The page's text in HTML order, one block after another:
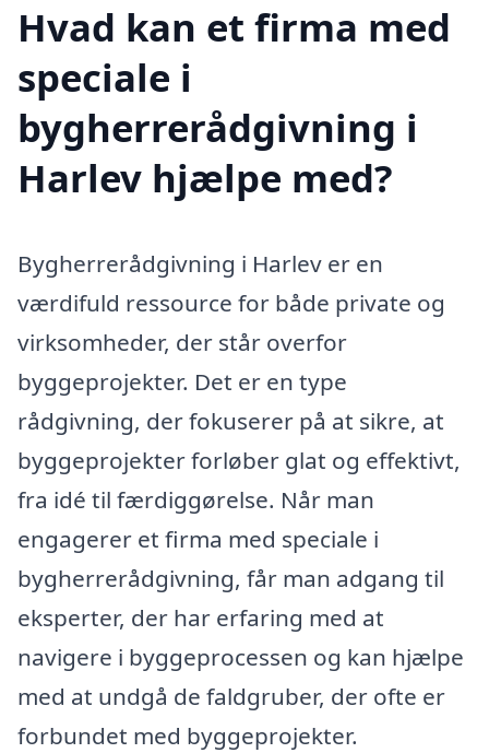
Hvad kan et firma med
speciale i
bygherrerådgivning i
Harlev hjælpe med?
Bygherrerådgivning i Harlev er en
værdifuld ressource for både private og
virksomheder, der står overfor
byggeprojekter. Det er en type
rådgivning, der fokuserer på at sikre, at
byggeprojekter forløber glat og effektivt,
fra idé til færdiggørelse. Når man
engagerer et firma med speciale i
bygherrerådgivning, får man adgang til
eksperter, der har erfaring med at
navigere i byggeprocessen og kan hjælpe
med at undgå de faldgruber, der ofte er
forbundet med byggeprojekter.